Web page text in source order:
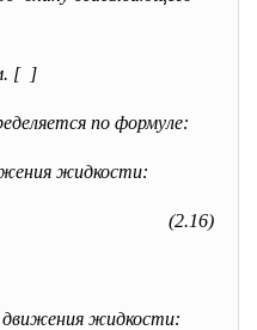
[ ]
по формуле:
жидкости:
(2.16)
жидкости: